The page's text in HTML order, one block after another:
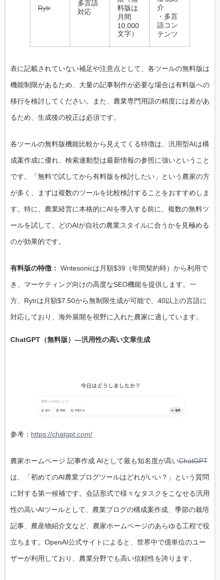
Rytr
多言語
対応
料版は
月間
10,000
文字）
介
・多言
語コン
テンツ
表に記載されていない補足や注意点として、各ツールの無料版は
機能制限があるため、大量の記事制作が必要な場合は有料版への
移行を検討してください。また、農業専門用語の精度には差があ
るため、生成後の校正は必須です。
各ツールの無料版機能比較から見えてくる特徴は、汎用型AIは構
成案作成に優れ、検索連動型は最新情報の参照に強いということ
です。「無料で試してから有料版を検討したい」という農家の方
が多く、まずは複数のツールを比較検討することをおすすめしま
す。特に、農業経営に本格的にAIを導入する前に、複数の無料ツ
ールを試して、どのAIが自社の農業スタイルに合うかを見極める
のが効果的です。
有料版の特徴： Writesonic は月額$39（年間契約時）から利用で
き、マーケティング向けの高度なSEO機能を提供します。一
方、Rytr は月額$7.50から無制限生成が可能で、40以上の言語に
対応しており、海外展開を視野に入れた農家に適しています。
ChatGPT（無料版）―汎用性の高い文章生成
参考： https://chatgpt.com/
農家ホームページ 記事作成 AIとして最も知名度が高いChatGPT
は、「初めてのAI農業ブログツールはどれがいい？」という質問
に対する第一候補です。会話形式で様々なタスクをこなせる汎用
性の高いAIツールとして、農業ブログの構成案作成、季節の栽培
記事、農産物紹介文など、農家ホームページのあらゆる工程で役
立ちます。OpenAI公式サイトによると、世界中で億単位のユー
ザーが利用しており、農業分野でも高い信頼性を誇ります。